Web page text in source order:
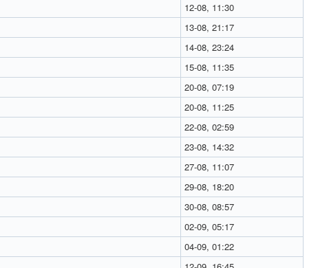
12-08, 11:30
13-08, 21:17
14-08, 23:24
15-08, 11:35
20-08, 07:19
20-08, 11:25
22-08, 02:59
23-08, 14:32
27-08, 11:07
29-08, 18:20
30-08, 08:57
02-09, 05:17
04-09, 01:22